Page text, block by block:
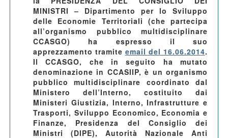
MINISTRI – Dipartimento per lo Sviluppo
delle Economie Territoriali (che partecipa
all’organismo pubblico multidisciplinare
CCASGO) ha espresso il suo
apprezzamento tramite email del 16.06.2014.
Il CCASGO, che in seguito ha mutato
denominazione in CCASIIP, è un organismo
pubblico multidisciplinare coordinato dal
Ministero dell’Interno, costituito dai
Ministeri Giustizia, Interno, Infrastrutture e
Trasporti, Sviluppo Economico, Economia e
Finanze, Presidenza del Consiglio dei
Ministri (DIPE), Autorità Nazionale Anti